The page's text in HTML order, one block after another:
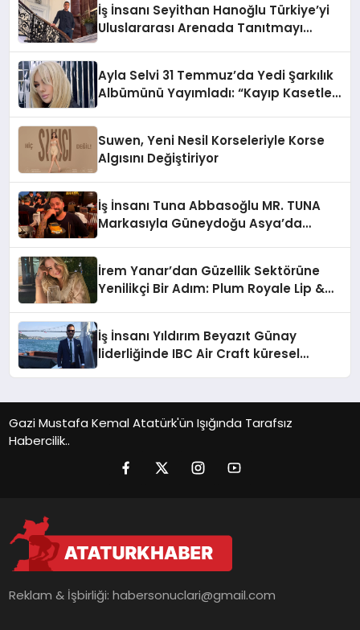
İş İnsanı Seyithan Hanoğlu Türkiye’yi
Uluslararası Arenada Tanıtmayı
Ayla Selvi 31 Temmuz’da Yedi Şarkılık
Albümünü Yayımladı: “Kayıp Kasetler
Suwen, Yeni Nesil Korseleriyle Korse
Algısını Değiştiriyor
İş İnsanı Tuna Abbasoğlu MR. TUNA
Markasıyla Güneydoğu Asya’da
İrem Yanar’dan Güzellik Sektörüne
Yenilikçi Bir Adım: Plum Royale Lip &
İş İnsanı Yıldırım Beyazıt Günay
liderliğinde IBC Air Craft küresel
Gazi Mustafa Kemal Atatürk'ün Işığında Tarafsız
Habercilik..
Reklam & İşbirliği:habersonuclari@gmail.com